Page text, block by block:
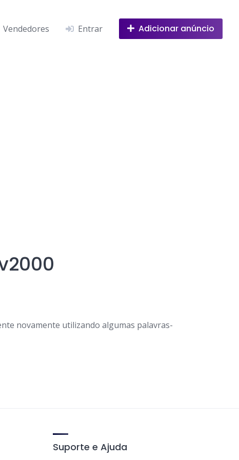
Vendedores Entrar Adicionar anúncio
novamente utilizando algumas palavras-
Suporte e Ajuda